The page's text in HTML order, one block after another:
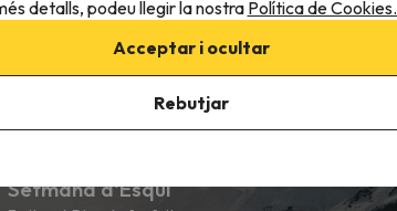
Esquí en Reis
4 nits + 3 Dies de forfait
341 €
Setmana d'Esquí
detalls, podeu llegir la nostraPolítica de Cookies.
Acceptar i ocultar
Rebutjar